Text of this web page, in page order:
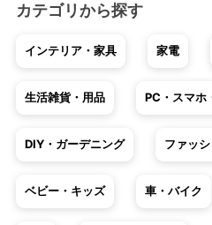
カテゴリから探す
インテリア・家具 家電
生活雑貨・用品 PC・スマホ
DIY・ガーデニング ファッ
ベビー・キッズ 車・バイク